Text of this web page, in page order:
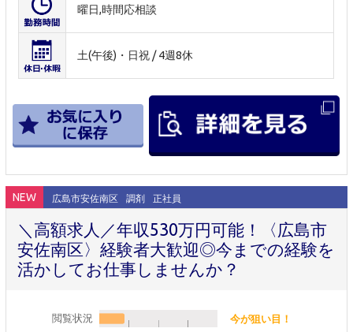
曜日,時間応相談
土(午後)・日祝 / 4週8休
NEW 広島市安佐南区 調剤 正社員
＼高額求人／年収530万円可能！〈広島市
安佐南区〉経験者大歓迎◎今までの経験を
活かしてお仕事しませんか？
閲覧状況 今が狙い目！